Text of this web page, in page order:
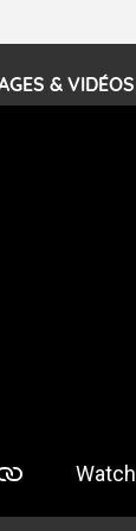
moyenne de 50
parfois
et la Provence et
à partir de la
& VIDÉOS